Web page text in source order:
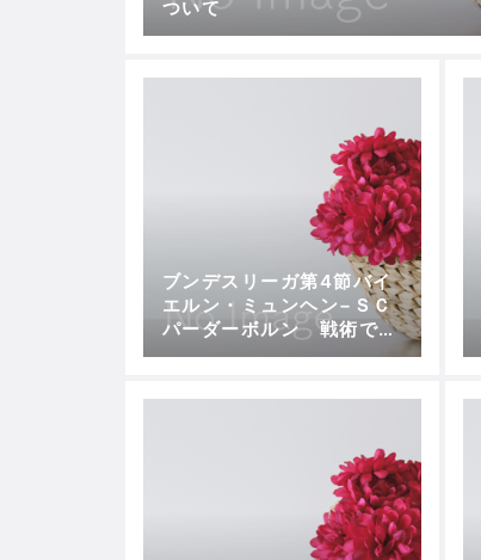
ついて
ブンデスリーガ第4節バイ
エルン・ミュンヘン−ＳＣ
パーダーボルン 戦術で地
力の差をひっくり返せる